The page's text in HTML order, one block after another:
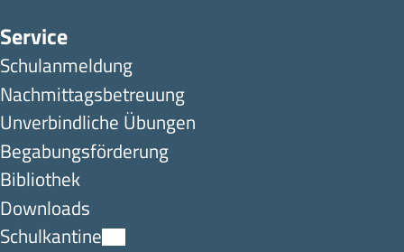
Service
Schulanmeldung
Nachmittagsbetreuung
Unverbindliche Übungen
Begabungsförderung
Bibliothek
Downloads
Schulkantine